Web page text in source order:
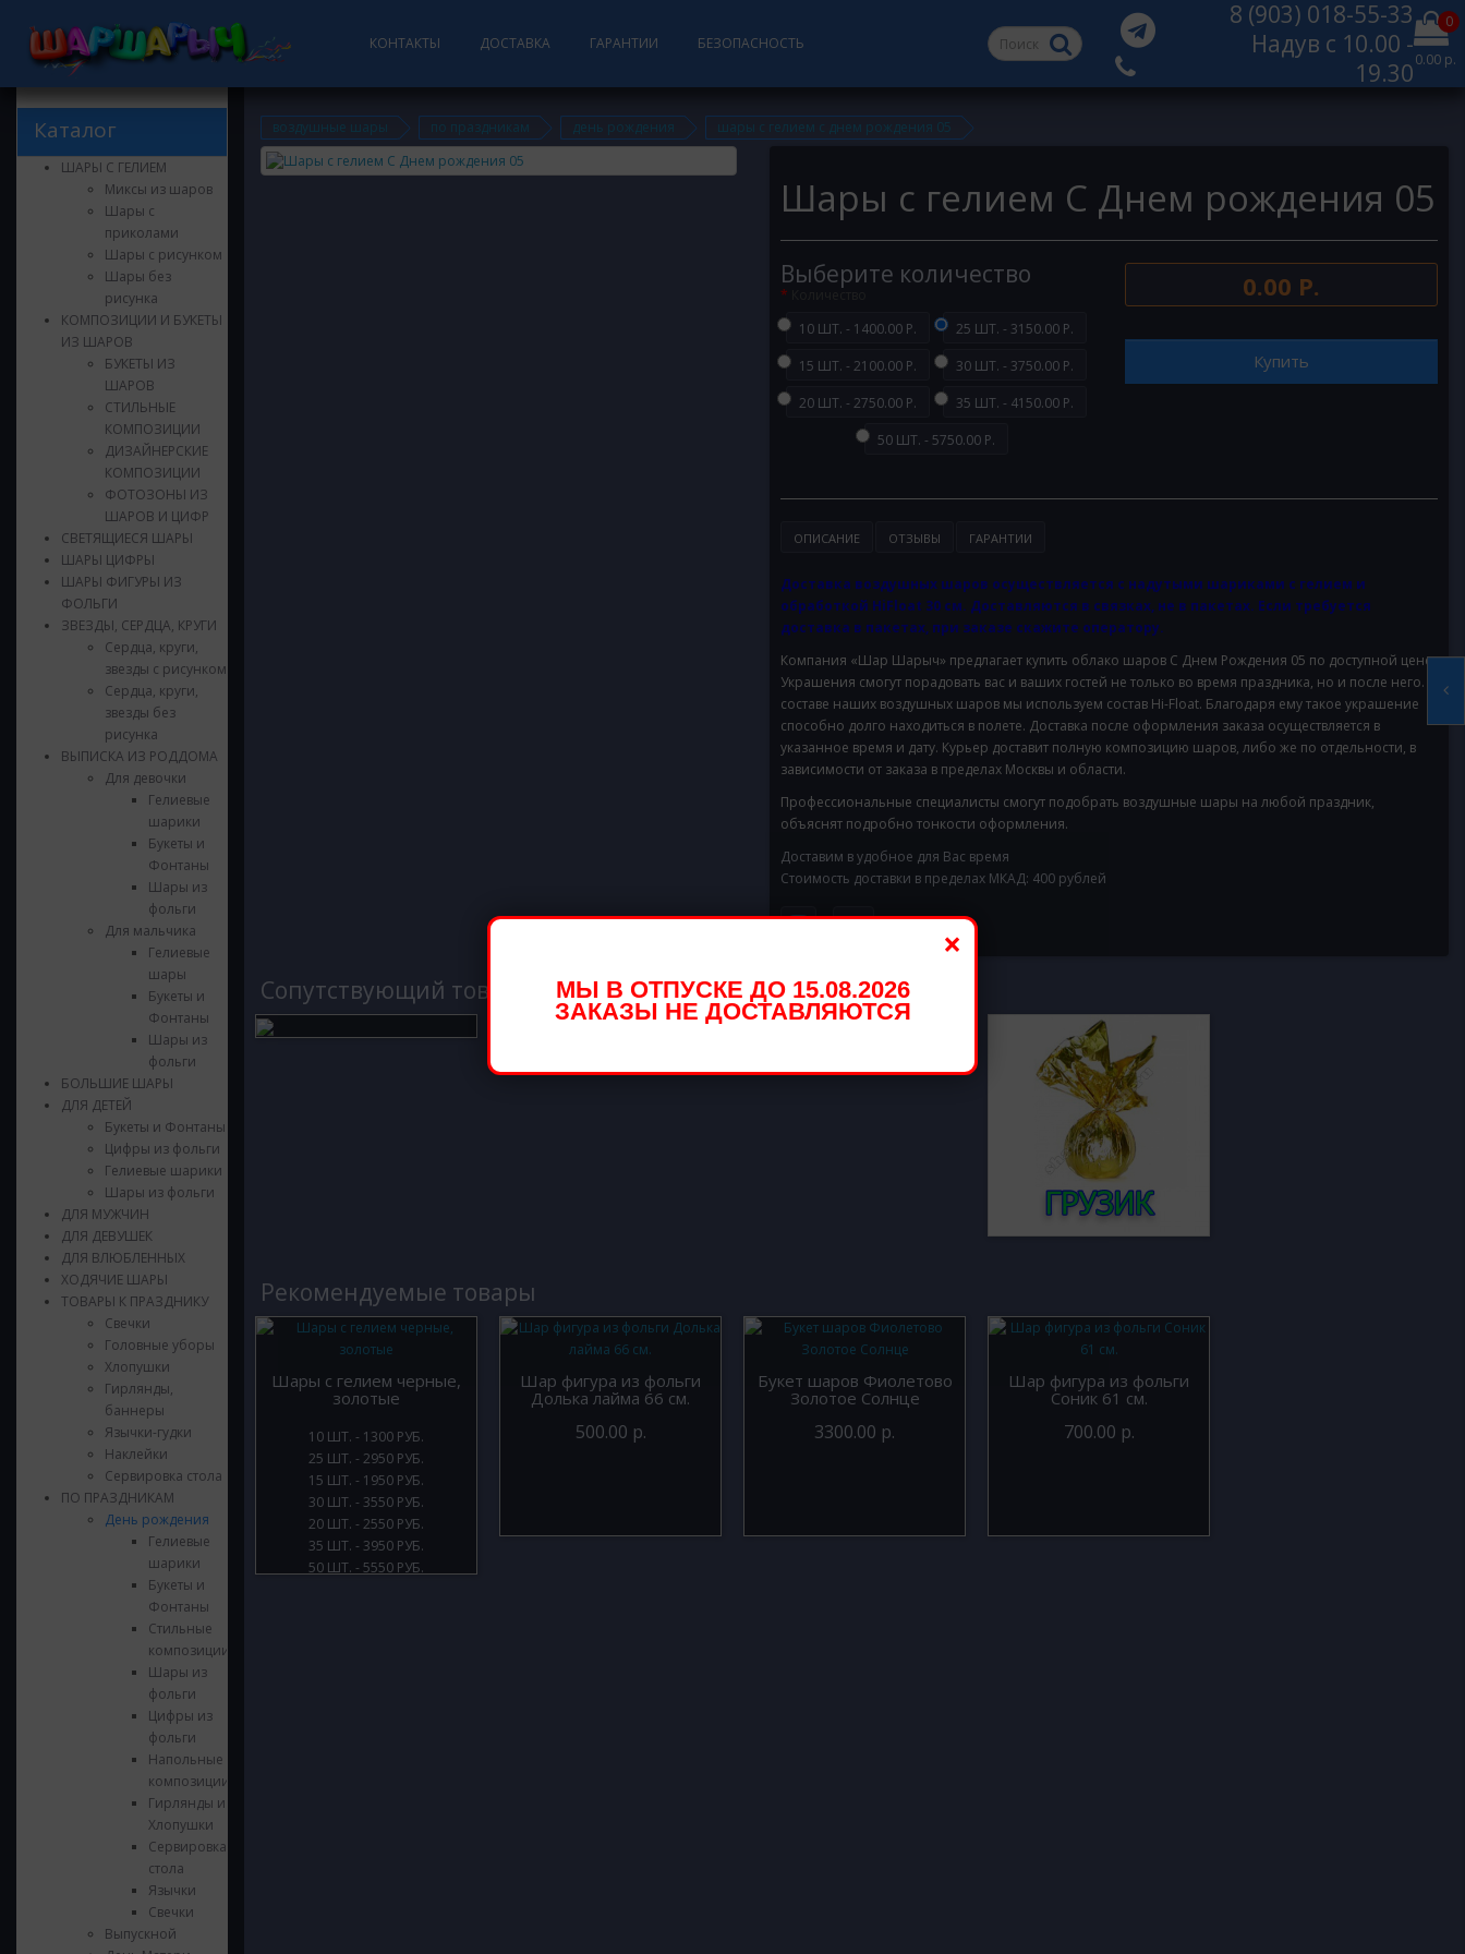
КОНТАКТЫ ДОСТАВКА ГАРАНТИИ БЕЗОПАСНОСТЬ
8 (903) 018-55-33
Надув с 10.00 -
19.30
0
0.00 р.
Каталог
ШАРЫ С ГЕЛИЕМ
Миксы из шаров
Шары с
приколами
Шары с рисунком
Шары без
рисунка
КОМПОЗИЦИИ И БУКЕТЫ
ИЗ ШАРОВ
БУКЕТЫ ИЗ
ШАРОВ
СТИЛЬНЫЕ
КОМПОЗИЦИИ
ДИЗАЙНЕРСКИЕ
КОМПОЗИЦИИ
ФОТОЗОНЫ ИЗ
ШАРОВ И ЦИФР
СВЕТЯЩИЕСЯ ШАРЫ
ШАРЫ ЦИФРЫ
ШАРЫ ФИГУРЫ ИЗ
ФОЛЬГИ
ЗВЕЗДЫ, СЕРДЦА, КРУГИ
Сердца, круги,
звезды с рисунком
Сердца, круги,
звезды без
рисунка
ВЫПИСКА ИЗ РОДДОМА
Для девочки
Гелиевые
шарики
Букеты и
Фонтаны
Шары из
фольги
Для мальчика
Гелиевые
шары
Букеты и
Фонтаны
Шары из
фольги
БОЛЬШИЕ ШАРЫ
ДЛЯ ДЕТЕЙ
Букеты и Фонтаны
Цифры из фольги
Гелиевые шарики
Шары из фольги
ДЛЯ МУЖЧИН
ДЛЯ ДЕВУШЕК
ДЛЯ ВЛЮБЛЕННЫХ
ХОДЯЧИЕ ШАРЫ
ТОВАРЫ К ПРАЗДНИКУ
Свечки
Головные уборы
Хлопушки
Гирлянды,
баннеры
Язычки-гудки
Наклейки
Сервировка стола
ПО ПРАЗДНИКАМ
День рождения
Гелиевые
шарики
Букеты и
Фонтаны
Стильные
композиции
Шары из
фольги
Цифры из
фольги
Напольные
композиции
Гирлянды и
Хлопушки
Сервировка
стола
Язычки
Свечки
Выпускной
воздушные шары по праздникам день рождения шары с гелием с днем рождения 05
Шары с гелием С Днем рождения 05
Выберите количество
10 ШТ. - 1400.00 Р.
15 ШТ. - 2100.00 Р.
20 ШТ. - 2750.00 Р.
25 ШТ. - 3150.00 Р.
30 ШТ. - 3750.00 Р.
35 ШТ. - 4150.00 Р.
50 ШТ. - 5750.00 Р.
0.00 Р.
Купить
ОПИСАНИЕ ОТЗЫВЫ ГАРАНТИИ
Доставка воздушных шаров осуществляется с надутыми шариками с гелием и
обработкой HiFloat 30 см. Доставляются в связках, не в пакетах. Если требуется
доставка в пакетах, при заказе скажите оператору.
Компания «Шар Шарыч» предлагает купить облако шаров С Днем Рождения 05 по доступной цене.
Украшения смогут порадовать вас и ваших гостей не только во время праздника, но и после него. В
составе наших воздушных шаров мы используем состав Hi-Float. Благодаря ему такое украшение
способно долго находиться в полете. Доставка после оформления заказа осуществляется в
указанное время и дату. Курьер доставит полную композицию шаров, либо же по отдельности, в
зависимости от заказа в пределах Москвы и области.
Профессиональные специалисты смогут подобрать воздушные шары на любой праздник,
объяснят подробно тонкости оформления.
Доставим в удобное для Вас время
Стоимость доставки в пределах МКАД: 400 рублей
Cопутствующий товар
Рекомендуемые товары
Шары с гелием черные,
золотые
10 ШТ. - 1300 РУБ.
15 ШТ. - 1950 РУБ.
20 ШТ. - 2550 РУБ.
25 ШТ. - 2950 РУБ.
30 ШТ. - 3550 РУБ.
35 ШТ. - 3950 РУБ.
50 ШТ. - 5550 РУБ.
Шар фигура из фольги
Долька лайма 66 см.
500.00 р.
Букет шаров Фиолетово
Золотое Солнце
3300.00 р.
Шар фигура из фольги
Соник 61 см.
700.00 р.
×
МЫ В ОТПУСКЕ ДО 15.08.2026
ЗАКАЗЫ НЕ ДОСТАВЛЯЮТСЯ